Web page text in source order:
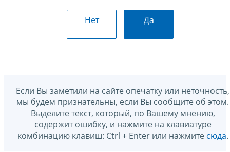
Нет Да
Если Вы заметили на сайте опечатку или неточность,
мы будем признательны, если Вы сообщите об этом.
Выделите текст, который, по Вашему мнению,
содержит ошибку, и нажмите на клавиатуре
комбинацию клавиш: Ctrl + Enter или нажмите сюда.